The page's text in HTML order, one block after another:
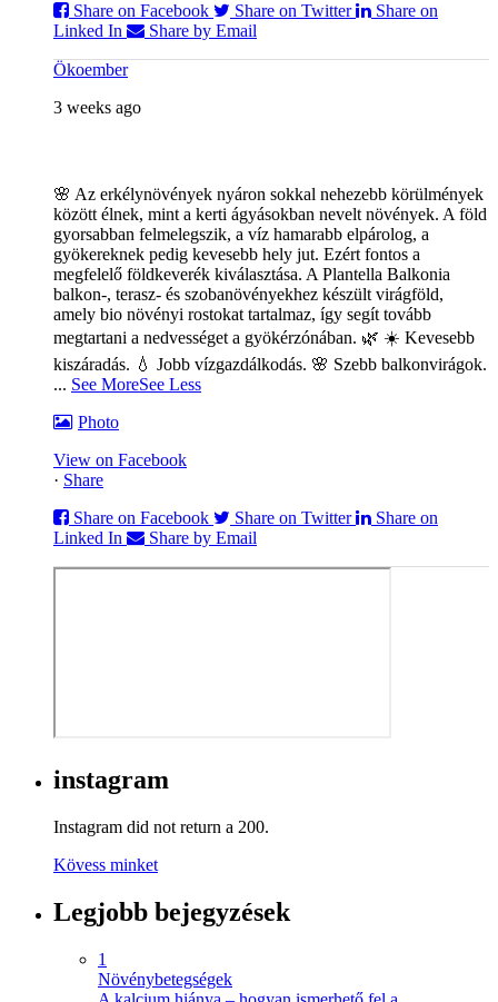
Share on Facebook
Share on Twitter
Share on
Linked In
Share by Email
Ökoember
3 weeks ago
🌸 Az erkélynövények nyáron sokkal nehezebb körülmények
között élnek, mint a kerti ágyásokban nevelt növények. A föld
gyorsabban felmelegszik, a víz hamarabb elpárolog, a
gyökereknek pedig kevesebb hely jut. Ezért fontos a
megfelelő földkeverék kiválasztása. A Plantella Balkonia
balkon-, terasz- és szobanövényekhez készült virágföld,
amely bio növényi rostokat tartalmaz, így segít tovább
megtartani a nedvességet a gyökérzónában. 🌿 ☀️ Kevesebb
kiszáradás. 💧 Jobb vízgazdálkodás. 🌸 Szebb balkonvirágok.
... See MoreSee Less
Photo
View on Facebook
· Share
Share on Facebook
Share on Twitter
Share on
Linked In
Share by Email
instagram
Instagram did not return a 200.
Kövess minket
Legjobb bejegyzések
1
Növénybetegségek